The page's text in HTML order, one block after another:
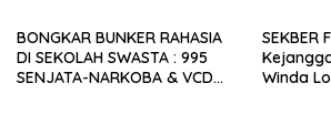
BONGKAR BUNKER RAHASIA
DI SEKOLAH SWASTA : 995
SENJATA-NARKOBA & VCD
SEKBER
Winda